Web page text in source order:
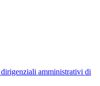
amministrativi di